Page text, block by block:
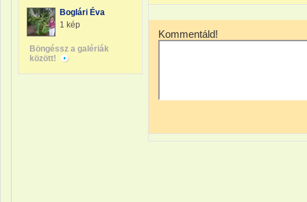
Boglári Éva
1 kép
Böngéssz a galériák
között!
Kommentáld!